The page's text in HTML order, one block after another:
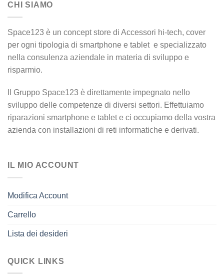
CHI SIAMO
Space123 è un concept store di Accessori hi-tech, cover
per ogni tipologia di smartphone e tablet e specializzato
nella consulenza aziendale in materia di sviluppo e
risparmio.
Il Gruppo Space123 è direttamente impegnato nello
sviluppo delle competenze di diversi settori. Effettuiamo
riparazioni smartphone e tablet e ci occupiamo della vostra
azienda con installazioni di reti informatiche e derivati.
IL MIO ACCOUNT
Modifica Account
Carrello
Lista dei desideri
QUICK LINKS